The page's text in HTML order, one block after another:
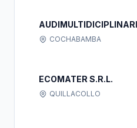
COCHABAMBA
ECOMATER S.R.L.
QUILLACOLLO